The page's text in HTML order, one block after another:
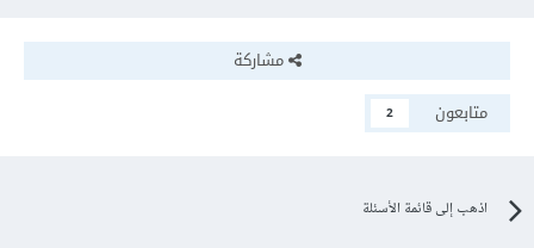
مشاركة
متابعون
2
اذهب إلى قائمة الأسئلة